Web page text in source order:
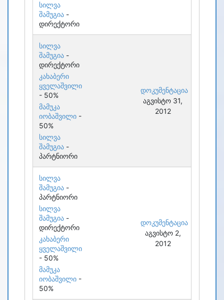
სილვა
შამუგია -
დირექტორი
სილვა
შამუგია -
დირექტორი
კახაბერი
ყველაშვილი
- 50%
მამუკა
იობაშვილი -
50%
სილვა
შამუგია -
პარტნიორი
დოკუმენტაცია
აგვისტო 31,
2012
სილვა
შამუგია -
პარტნიორი
სილვა
შამუგია -
დირექტორი
კახაბერი
ყველაშვილი
- 50%
მამუკა
იობაშვილი -
50%
დოკუმენტაცია
აგვისტო 2,
2012